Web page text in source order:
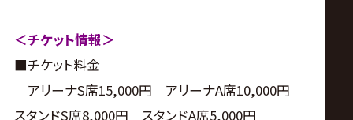
サ
イ
＜チケット情報＞
■チケット料金
アリーナS席15,000円 アリーナA席10,000円
スタンドS席8,000円 スタンドA席5,000円